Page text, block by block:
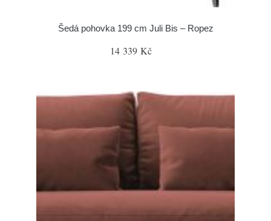
Šedá pohovka 199 cm Juli Bis – Ropez
14 339 Kč